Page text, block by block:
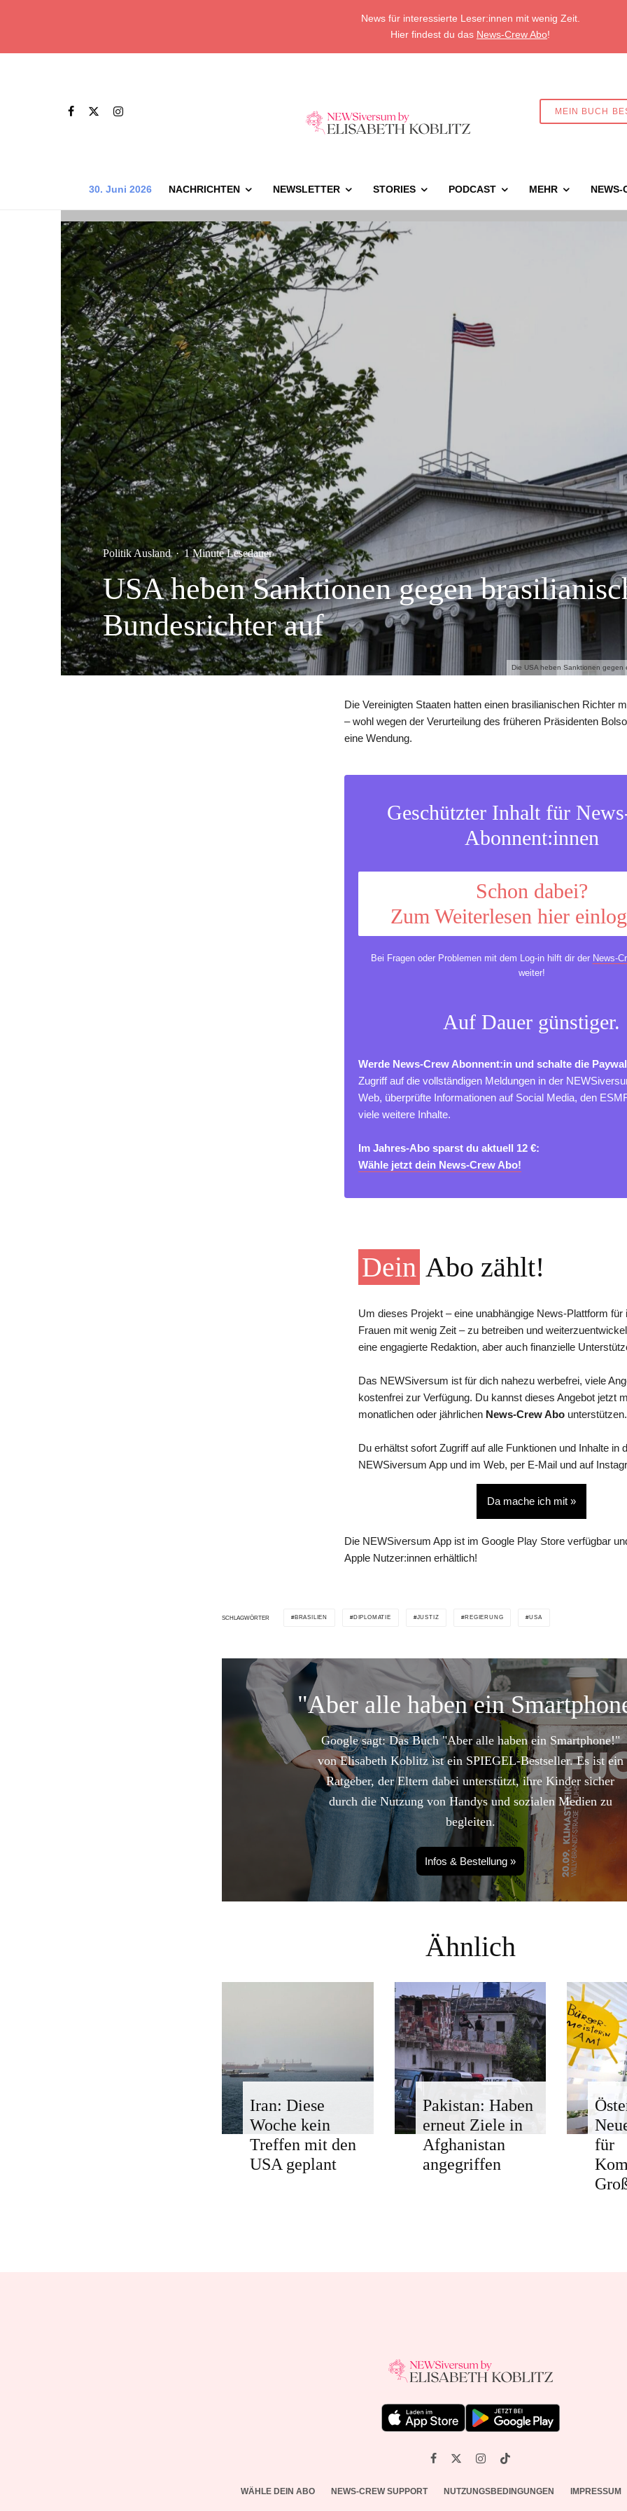
News für interessierte Leser:innen mit wenig Zeit.
Hier findest du das News-Crew Abo!
MEIN BUCH
30. Juni 2026 NACHRICHTEN NEWSLETTER STORIES PODCAST MEHR NEWS-
Die USA heben Sanktionen gegen
Politik Ausland · 1 Minute Lesedauer
USA heben Sanktionen gegen
Bundesrichter auf
Die Vereinigten Staaten hatten einen brasilianischen Richter
– wohl wegen der Verurteilung des früheren Präsidenten
eine Wendung.
Geschützter Inhalt für
Abonnent:innen
Schon dabei?
Zum Weiterlesen hier
Bei Fragen oder Problemen mit dem Log-in hilft dir der News-
weiter!
Auf Dauer günstiger.
Werde News-Crew Abonnent:in und schalte die
Zugriff auf die vollständigen Meldungen in der
Web, überprüfte Informationen auf Social Media, den
viele weitere Inhalte.
Im Jahres-Abo sparst du aktuell 12 €:
Wähle jetzt dein News-Crew Abo!
Dein Abo zählt!
Um dieses Projekt – eine unabhängige News-Plattform für
Frauen mit wenig Zeit – zu betreiben und
eine engagierte Redaktion, aber auch finanzielle
Das NEWSiversum ist für dich nahezu werbefrei, viele
kostenfrei zur Verfügung. Du kannst dieses Angebot jetzt
monatlichen oder jährlichen News-Crew Abo unterstützen.
Du erhältst sofort Zugriff auf alle Funktionen und Inhalte in
NEWSiversum App und im Web, per E-Mail und auf
Da mache ich mit »
Die NEWSiversum App ist im Google Play Store verfügbar
Apple Nutzer:innen erhältlich!
SCHLAGWÖRTER BRASILIEN DIPLOMATIE JUSTIZ REGIERUNG USA
"Aber alle haben ein
Google sagt: Das Buch "Aber alle haben ein Smartphone!"
von Elisabeth Koblitz ist ein SPIEGEL-Bestseller. Es ist ein
Ratgeber, der Eltern dabei unterstützt, ihre Kinder sicher
durch die Nutzung von Handys und sozialen Medien zu
begleiten.
Infos & Bestellung »
Ähnlich
Iran: Diese
Woche kein
Treffen mit den
USA geplant
Pakistan: Haben
erneut Ziele in
Afghanistan
angegriffen
für
WÄHLE DEIN ABO NEWS-CREW SUPPORT NUTZUNGSBEDINGUNGEN IMPRESSUM